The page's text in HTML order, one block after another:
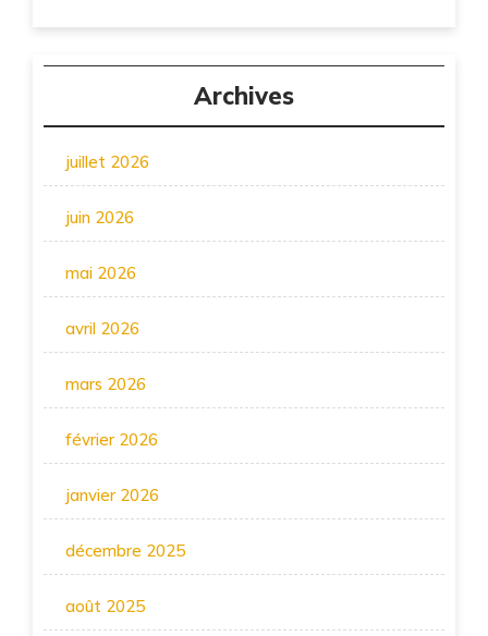
Archives
juillet 2026
juin 2026
mai 2026
avril 2026
mars 2026
février 2026
janvier 2026
décembre 2025
août 2025